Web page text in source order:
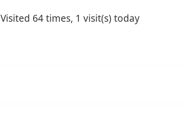
Visited 64 times, 1 visit(s) today